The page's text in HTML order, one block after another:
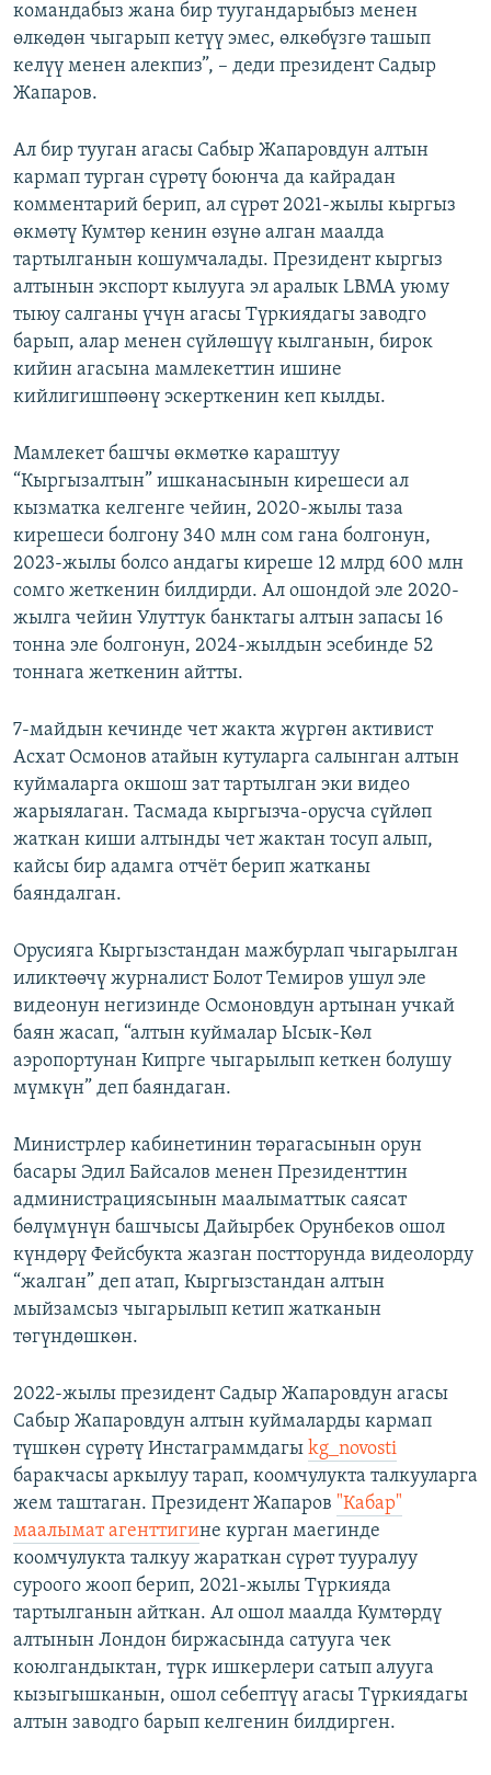
командабыз жана бир туугандарыбыз менен
өлкөдөн чыгарып кетүү эмес, өлкөбүзгө ташып
келүү менен алекпиз”, – деди президент Садыр
Жапаров.
Ал бир тууган агасы Сабыр Жапаровдун алтын
кармап турган сүрөтү боюнча да кайрадан
комментарий берип, ал сүрөт 2021-жылы кыргыз
өкмөтү Кумтөр кенин өзүнө алган маалда
тартылганын кошумчалады. Президент кыргыз
алтынын экспорт кылууга эл аралык LBMA уюму
тыюу салганы үчүн агасы Түркиядагы заводго
барып, алар менен сүйлөшүү кылганын, бирок
кийин агасына мамлекеттин ишине
кийлигишпөөнү эскерткенин кеп кылды.
Мамлекет башчы өкмөткө караштуу
“Кыргызалтын” ишканасынын кирешеси ал
кызматка келгенге чейин, 2020-жылы таза
кирешеси болгону 340 млн сом гана болгонун,
2023-жылы болсо андагы киреше 12 млрд 600 млн
сомго жеткенин билдирди. Ал ошондой эле 2020-
жылга чейин Улуттук банктагы алтын запасы 16
тонна эле болгонун, 2024-жылдын эсебинде 52
тоннага жеткенин айтты.
7-майдын кечинде чет жакта жүргөн активист
Асхат Осмонов атайын кутуларга салынган алтын
куймаларга окшош зат тартылган эки видео
жарыялаган. Тасмада кыргызча-орусча сүйлөп
жаткан киши алтынды чет жактан тосуп алып,
кайсы бир адамга отчёт берип жатканы
баяндалган.
Орусияга Кыргызстандан мажбурлап чыгарылган
иликтөөчү журналист Болот Темиров ушул эле
видеонун негизинде Осмоновдун артынан учкай
баян жасап, “алтын куймалар Ысык-Көл
аэропортунан Кипрге чыгарылып кеткен болушу
мүмкүн” деп баяндаган.
Министрлер кабинетинин төрагасынын орун
басары Эдил Байсалов менен Президенттин
администрациясынын маалыматтык саясат
бөлүмүнүн башчысы Дайырбек Орунбеков ошол
күндөрү Фейсбукта жазган постторунда видеолорду
“жалган” деп атап, Кыргызстандан алтын
мыйзамсыз чыгарылып кетип жатканын
төгүндөшкөн.
2022-жылы президент Садыр Жапаровдун агасы
Сабыр Жапаровдун алтын куймаларды кармап
түшкөн сүрөтү Инстаграммдагы kg_novosti
баракчасы аркылуу тарап, коомчулукта талкууларга
жем таштаган. Президент Жапаров "Кабар"
маалымат агенттигине курган маегинде
коомчулукта талкуу жараткан сүрөт тууралуу
суроого жооп берип, 2021-жылы Түркияда
тартылганын айткан. Ал ошол маалда Кумтөрдү
алтынын Лондон биржасында сатууга чек
коюлгандыктан, түрк ишкерлери сатып алууга
кызыгышканын, ошол себептүү агасы Түркиядагы
алтын заводго барып келгенин билдирген.